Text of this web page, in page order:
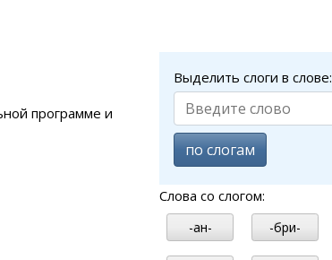
программе и
Выделить слоги в слове:
по слогам
Слова со слогом:
-ан- -бри-